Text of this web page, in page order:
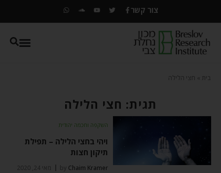
צור קשר
בית חצי הלילה
תגית: חצי הלילה
השקפה וחכמה יהודית
ויהי בחצי הלילה – תפילת
תיקון חצות
by Chaim Kramer מאי 24, 2020